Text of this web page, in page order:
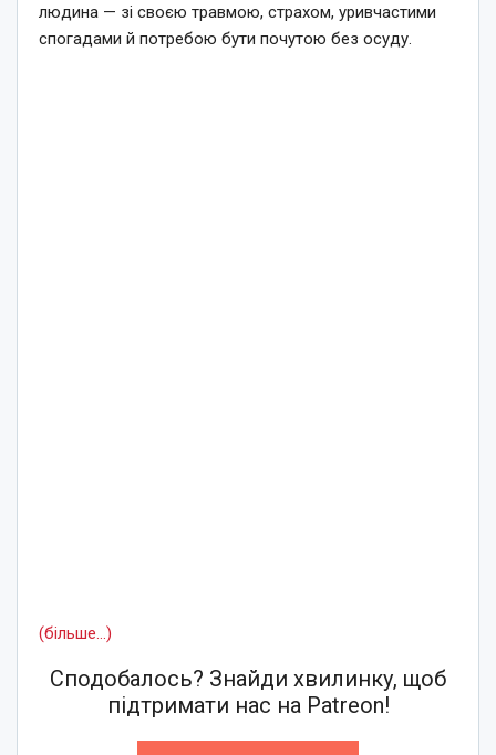
людина — зі своєю травмою, страхом, уривчастими
спогадами й потребою бути почутою без осуду.
(більше…)
Сподобалось? Знайди хвилинку, щоб
підтримати нас на Patreon!